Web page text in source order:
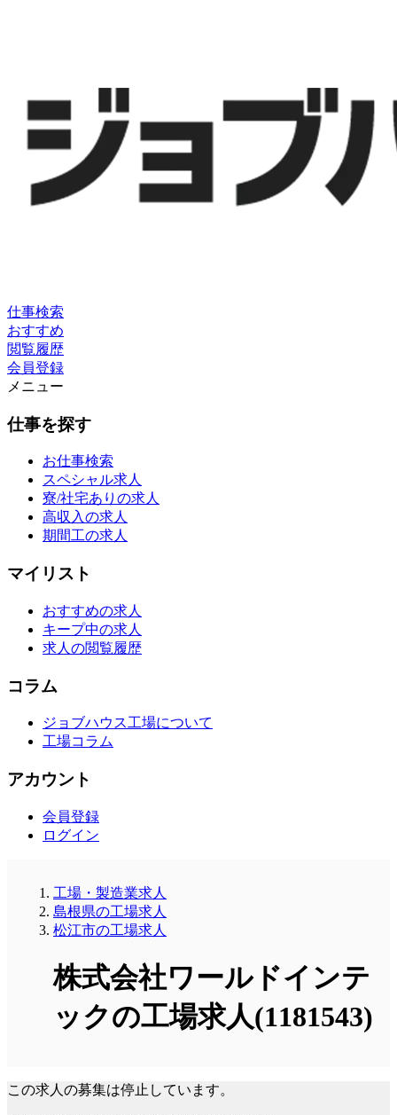
仕事検索
おすすめ
閲覧履歴
会員登録
メニュー
仕事を探す
お仕事検索
スペシャル求人
寮/社宅ありの求人
高収入の求人
期間工の求人
マイリスト
おすすめの求人
キープ中の求人
求人の閲覧履歴
コラム
ジョブハウス工場について
工場コラム
アカウント
会員登録
ログイン
工場・製造業求人
島根県の工場求人
松江市の工場求人
株式会社ワールドインテ
ックの工場求人(1181543)
この求人の募集は停止しています。